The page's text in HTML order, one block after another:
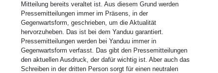
Mitteilung bereits veraltet ist. Aus diesem Grund werden
Pressemitteilungen immer im Präsens, in der
Gegenwartsform, geschrieben, um die Aktualität
hervorzuheben. Das ist bei dem Yanduu garantiert.
Pressemitteilungen werden bei Yanduu immer in
Gegenwartsform verfasst. Das gibt den Pressemitteilungen
den aktuellen Ausdruck, der dafür wichtig ist. Aber auch das
Schreiben in der dritten Person sorgt für einen neutralen